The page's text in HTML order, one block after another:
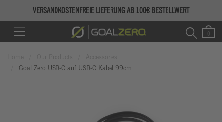
VERSANDKOSTENFREIE LIEFERUNG AB 100€ BESTELLWERT
Goal Zero USB-C auf USB-C Kabel 99cm